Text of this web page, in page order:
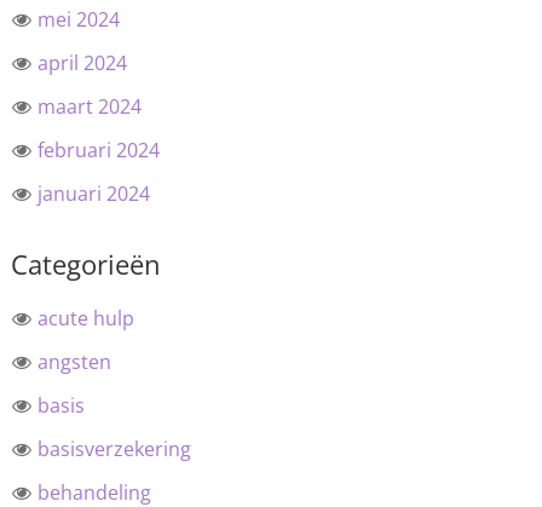
mei 2024
april 2024
maart 2024
februari 2024
januari 2024
Categorieën
acute hulp
angsten
basis
basisverzekering
behandeling